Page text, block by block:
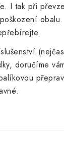
I tak při
doručíme